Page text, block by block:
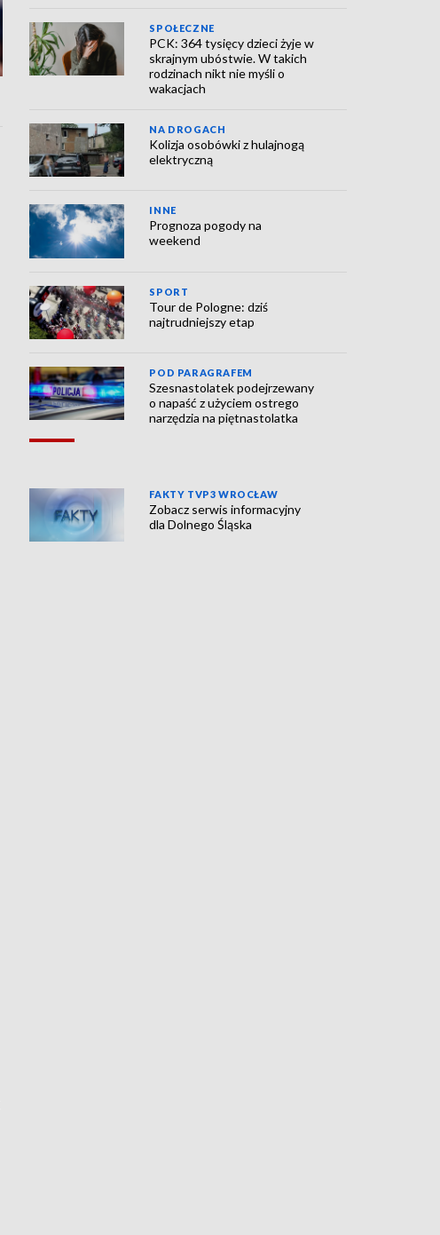
SPOŁECZNE
PCK: 364 tysięcy dzieci żyje w
skrajnym ubóstwie. W takich
rodzinach nikt nie myśli o
wakacjach
NA DROGACH
Kolizja osobówki z hulajnogą
elektryczną
INNE
Prognoza pogody na
weekend
SPORT
Tour de Pologne: dziś
najtrudniejszy etap
POD PARAGRAFEM
Szesnastolatek podejrzewany
o napaść z użyciem ostrego
narzędzia na piętnastolatka
FAKTY TVP3 WROCŁAW
Zobacz serwis informacyjny
dla Dolnego Śląska